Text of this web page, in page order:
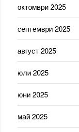
октомври 2025
септември 2025
август 2025
юли 2025
юни 2025
май 2025